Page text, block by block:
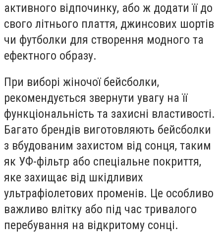
активного відпочинку, або ж додати її до
свого літнього плаття, джинсових шортів
чи футболки для створення модного та
ефектного образу.
При виборі жіночої бейсболки,
рекомендується звернути увагу на її
функціональність та захисні властивості.
Багато брендів виготовляють бейсболки
з вбудованим захистом від сонця, таким
як УФ-фільтр або спеціальне покриття,
яке захищає від шкідливих
ультрафіолетових променів. Це особливо
важливо влітку або під час тривалого
перебування на відкритому сонці.